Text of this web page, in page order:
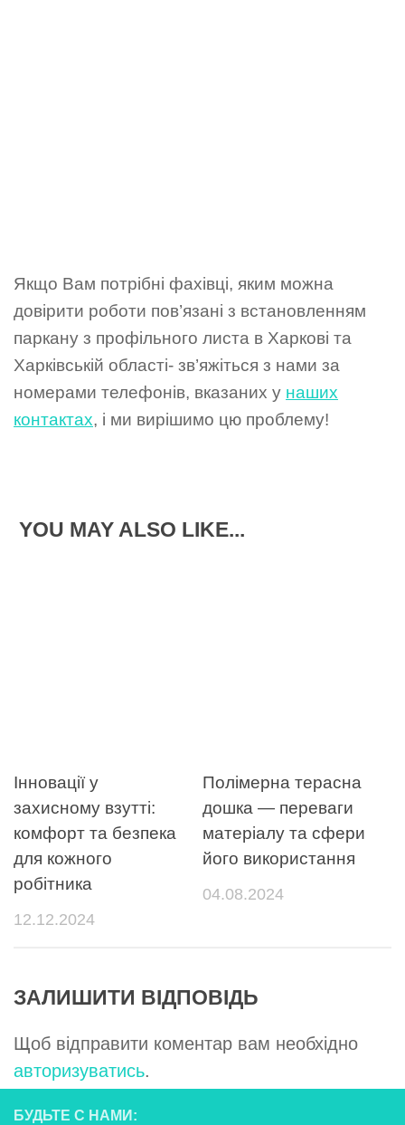
Якщо Вам потрібні фахівці, яким можна
довірити роботи пов’язані з встановленням
паркану з профільного листа в Харкові та
Харківській області- зв’яжіться з нами за
номерами телефонів, вказаних у наших
контактах, і ми вирішимо цю проблему!
YOU MAY ALSO LIKE...
Інновації у
захисному взутті:
комфорт та безпека
для кожного
робітника
12.12.2024
Полімерна терасна
дошка — переваги
матеріалу та сфери
його використання
04.08.2024
ЗАЛИШИТИ ВІДПОВІДЬ
Щоб відправити коментар вам необхідно
авторизуватись.
БУДЬТЕ С НАМИ: